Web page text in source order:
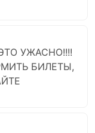
УЖАСНО!!!!
БИЛЕТЫ,